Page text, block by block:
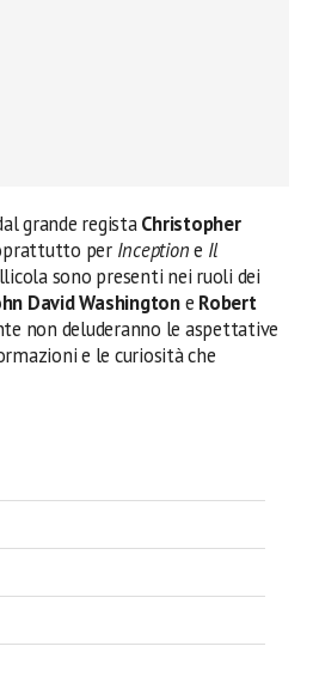
grande registaChristopher
per Inceptione Il
sono presenti nei ruoli dei
David Washingtone Robert
non deluderanno le aspettative
e le curiosità che